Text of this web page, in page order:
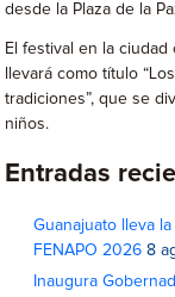
desde la Plaza de la
El festival en la
llevará como título
tradiciones”, que se
niños.
Entradas
Guanajuato lleva
FENAPO 2026 8
Inaugura